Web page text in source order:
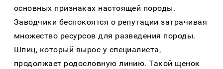
основных признаках настоящей породы.
Заводчики беспокоятся о репутации затрачивая
множество ресурсов для разведения породы.
Шпиц, который вырос у специалиста,
продолжает родословную линию. Такой щенок